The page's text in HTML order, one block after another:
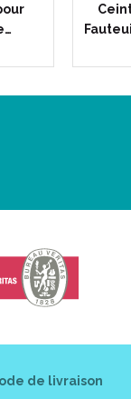
de livraison